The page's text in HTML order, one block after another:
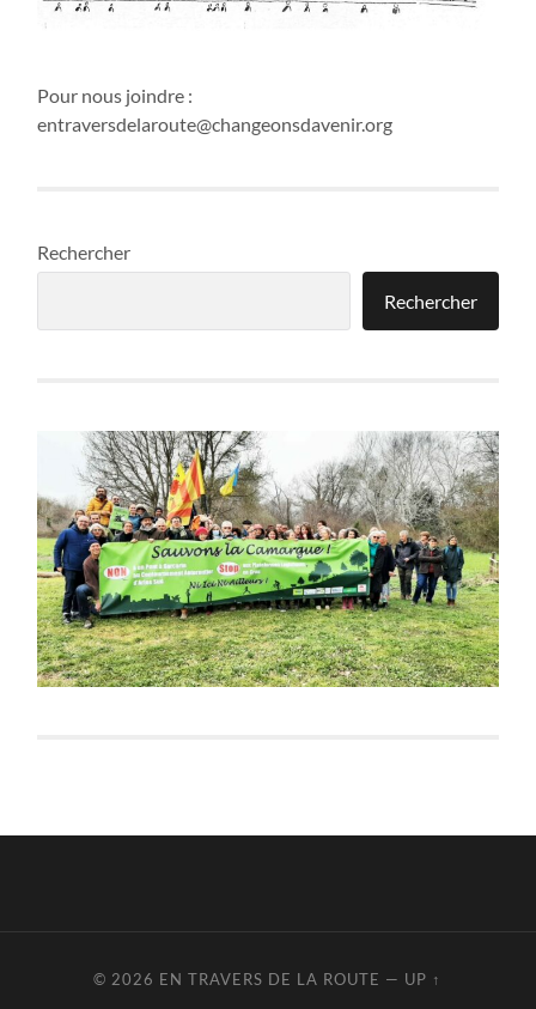
Pour nous joindre :
entraversdelaroute@changeonsdavenir.org
Rechercher
Rechercher
© 2026 EN TRAVERS DE LA ROUTE — UP ↑